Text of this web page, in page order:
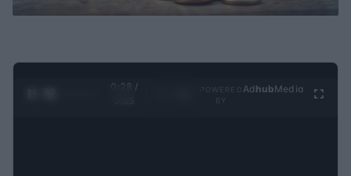
0:29 /
Ad hubMedia